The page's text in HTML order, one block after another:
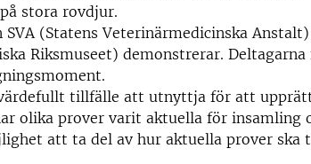
stora rovdjur.
SVA (Statens Veterinärmedicinska
Riksmuseet) demonstrerar.
tillfälle att utnyttja för att
olika prover varit aktuella för insamling
att ta del av hur aktuella prover ska